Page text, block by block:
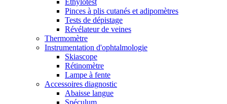
Ethylotest
Pinces à plis cutanés et adipomètres
Tests de dépistage
Révélateur de veines
Thermomètre
Instrumentation d'ophtalmologie
Skiascope
Rétinomètre
Lampe à fente
Accessoires diagnostic
Abaisse langue
Spéculum